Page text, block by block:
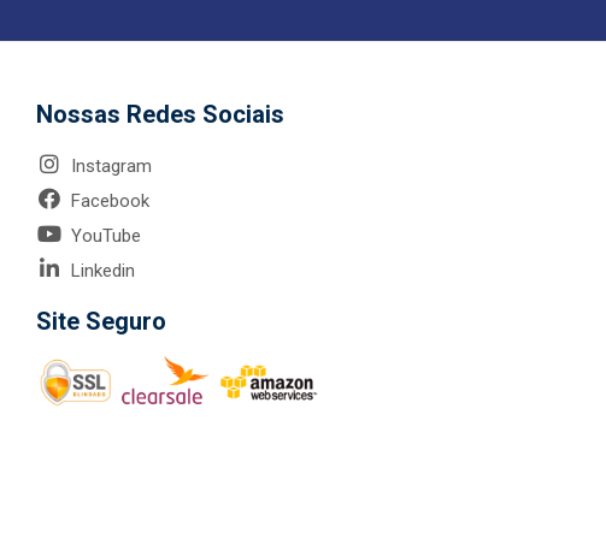
Nossas Redes Sociais
Instagram
Facebook
YouTube
Linkedin
Site Seguro